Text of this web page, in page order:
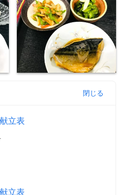
立表
立表